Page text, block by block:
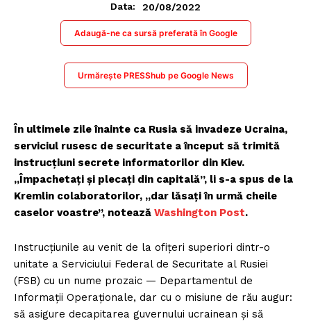
Data:
20/08/2022
Adaugă-ne ca sursă preferată în Google
Urmărește PRESShub pe Google News
În ultimele zile înainte ca Rusia să invadeze Ucraina,
serviciul rusesc de securitate a început să trimită
instrucțiuni secrete informatorilor din Kiev.
„Împachetați și plecați din capitală”, li s-a spus de la
Kremlin colaboratorilor, „dar lăsați în urmă cheile
caselor voastre”, notează Washington Post.
Instrucțiunile au venit de la ofițeri superiori dintr-o
unitate a Serviciului Federal de Securitate al Rusiei
(FSB) cu un nume prozaic — Departamentul de
Informații Operaționale, dar cu o misiune de rău augur:
să asigure decapitarea guvernului ucrainean și să